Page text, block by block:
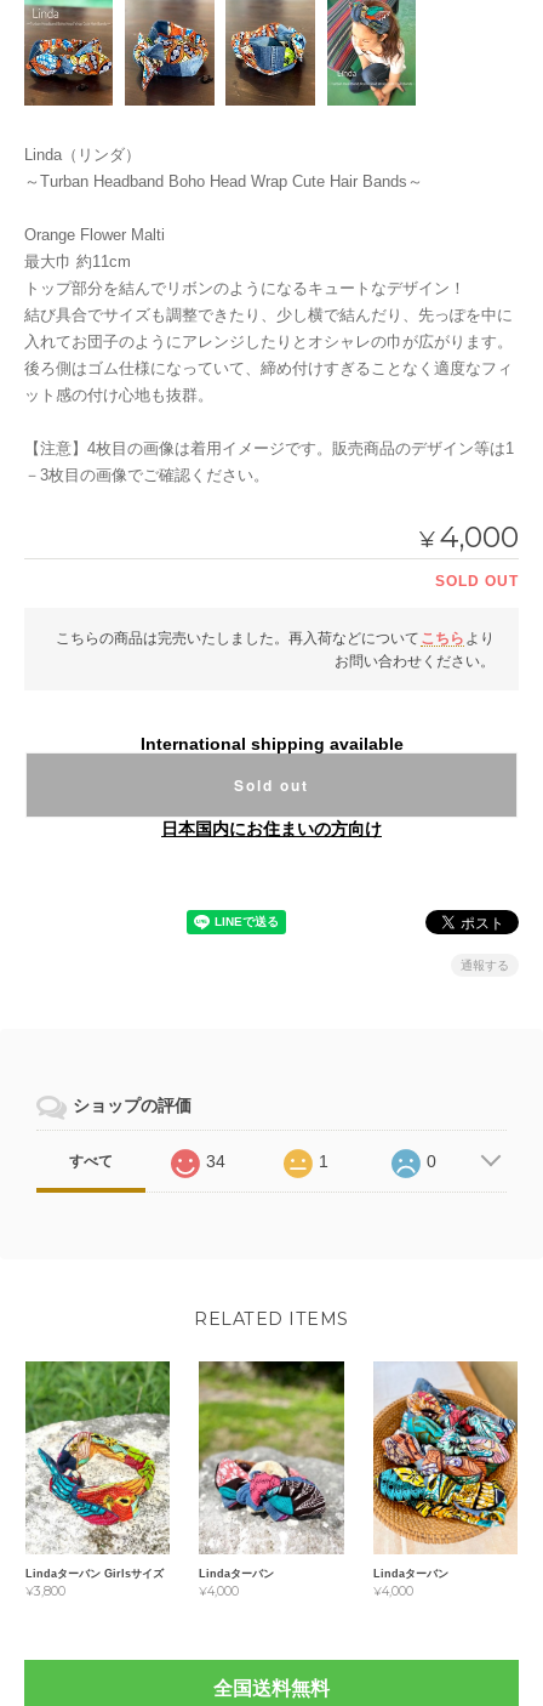
Linda（リンダ）
～Turban Headband Boho Head Wrap Cute Hair Bands～
Orange Flower Malti
最大巾 約11cm
トップ部分を結んでリボンのようになるキュートなデザイン！
結び具合でサイズも調整できたり、少し横で結んだり、先っぽを中に
入れてお団子のようにアレンジしたりとオシャレの巾が広がります。
後ろ側はゴム仕様になっていて、締め付けすぎることなく適度なフィ
ット感の付け心地も抜群。
【注意】4枚目の画像は着用イメージです。販売商品のデザイン等は1
－3枚目の画像でご確認ください。
¥4,000
SOLD OUT
こちらの商品は完売いたしました。再入荷などについて こちら より
お問い合わせください。
International shipping available
Sold out
日本国内にお住まいの方向け
通報する
ショップの評価
すべて 34 1 0
RELATED ITEMS
Lindaターバン Girlsサイズ
¥3,800
Lindaターバン
¥4,000
Lindaターバン
¥4,000
全国送料無料